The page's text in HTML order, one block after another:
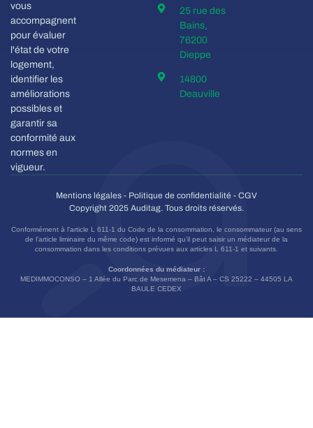
vous
accompagnent
pour évaluer
l'état de votre
logement,
identifier les
améliorations
possibles et
garantir sa
conformité aux
normes en
vigueur.
25 rue des
Bains,
76200
Dieppe
14800
Deauville
Mentions légales - Politique de confidentialité - CGV
Copyright 2025 Auditag. Tous droits réservés.
Conformément à l’article L 611-1 du Code de la consommation, le consommateur (au sens
de l’article liminaire du même code) est informé qu’il peut saisir un médiateur de la
consommation dans les conditions prévues aux articles L 611-1 et suivants.
Coordonnées du médiateur :
MEDIMMOCONSO – 1 Allée du Parc de Mesemena – Bât A – CS 25222 – 44505 LA
BAULE CEDEX